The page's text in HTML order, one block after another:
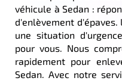
véhicule à Sedan :
d'enlèvement
une situation
pour vous. Nous
rapidement pour
Sedan. Avec notre